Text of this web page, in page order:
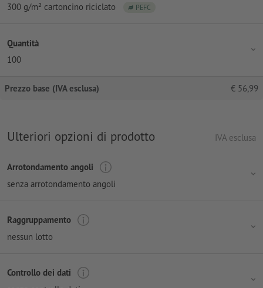
300 g/m² cartoncino riciclato
PEFC
Quantità
100
Prezzo base (IVA esclusa) € 56,99
Ulteriori opzioni di prodotto IVA esclusa
Arrotondamento angoli
senza arrotondamento angoli
Raggruppamento
nessun lotto
Controllo dei dati